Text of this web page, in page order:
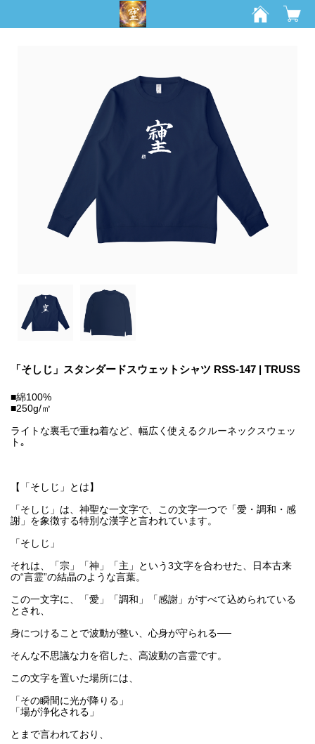
「そしじ」スタンダードスウェットシャツ RSS-147 | TRUSS
■綿100%
■250g/㎡
ライトな裏毛で重ね着など、幅広く使えるクルーネックスウェッ
ト｡
【「そしじ」とは】
「そしじ」は、神聖な一文字で、この文字一つで「愛・調和・感
謝」を象徴する特別な漢字と言われています。
「そしじ」
それは、「宗」「神」「主」という3文字を合わせた、日本古来
の“言霊”の結晶のような言葉。
この一文字に、「愛」「調和」「感謝」がすべて込められている
とされ、
身につけることで波動が整い、心身が守られる──
そんな不思議な力を宿した、高波動の言霊です。
この文字を置いた場所には、
「その瞬間に光が降りる」
「場が浄化される」
とまで言われており、